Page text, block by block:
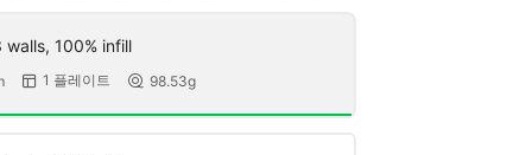
100% infill
 1 플레이트  98.53g